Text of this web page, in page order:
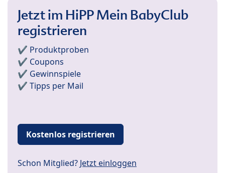
Jetzt im HiPP Mein BabyClub
registrieren
✔️ Produktproben
✔️ Coupons
✔️ Gewinnspiele
✔️ Tipps per Mail
Kostenlos registrieren
Schon Mitglied? Jetzt einloggen